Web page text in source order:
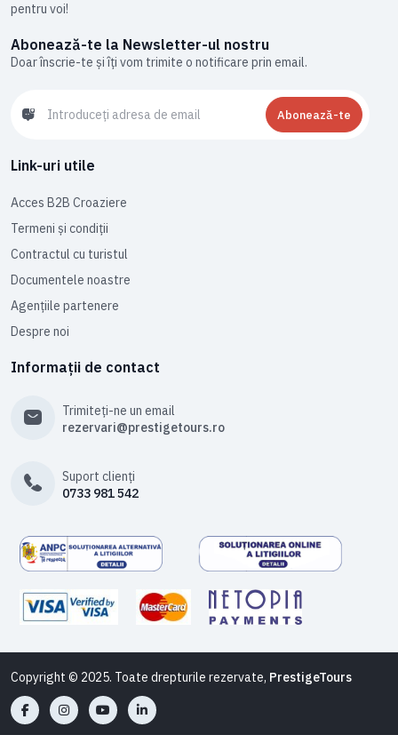
pentru voi!
Abonează-te la Newsletter-ul nostru
Doar înscrie-te și îți vom trimite o notificare prin email.
Abonează-te
Link-uri utile
Acces B2B Croaziere
Termeni și condiții
Contractul cu turistul
Documentele noastre
Agențiile partenere
Despre noi
Informații de contact
Trimiteți-ne un email
rezervari@prestigetours.ro
Suport clienți
0733 981 542
Copyright © 2025. Toate drepturile rezervate, PrestigeTours